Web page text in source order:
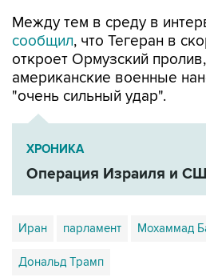
Между тем в среду в
сообщил, что Тегеран в
откроет Ормузский
американские военные
"очень сильный удар".
ХРОНИКА
Операция Израиля и
Иран парламент Мохаммад
Дональд Трамп